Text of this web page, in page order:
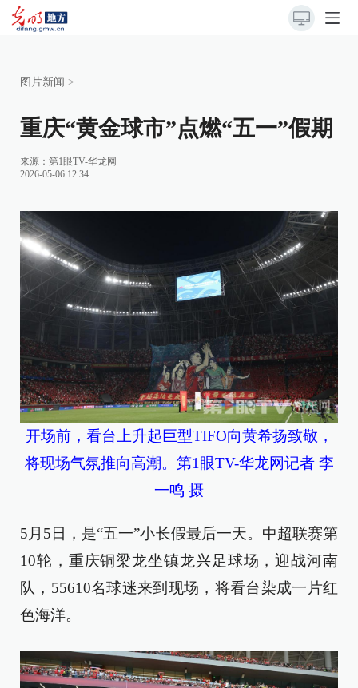
图片新闻 >
重庆“黄金球市”点燃“五一”假期
来源： 第1眼TV-华龙网
2026-05-06 12:34
开场前，看台上升起巨型TIFO向黄希扬致敬，
将现场气氛推向高潮。第1眼TV-华龙网记者 李
一鸣 摄
5月5日，是“五一”小长假最后一天。中超联赛第
10轮，重庆铜梁龙坐镇龙兴足球场，迎战河南
队，55610名球迷来到现场，将看台染成一片红
色海洋。